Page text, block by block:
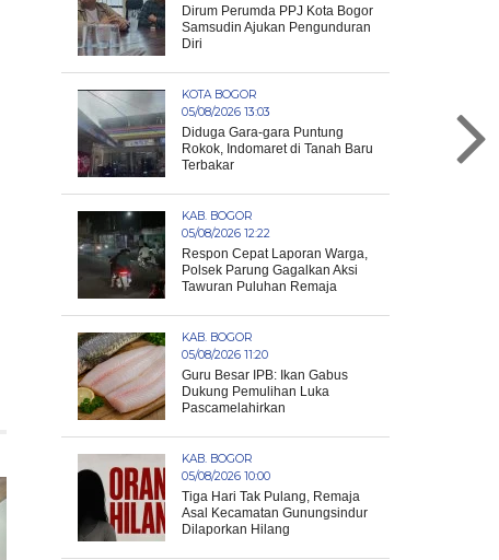
Dirum Perumda PPJ Kota Bogor
Samsudin Ajukan Pengunduran
Diri
KOTA BOGOR
05/08/2026 13:03
Diduga Gara-gara Puntung
Rokok, Indomaret di Tanah Baru
Terbakar
KAB. BOGOR
05/08/2026 12:22
Respon Cepat Laporan Warga,
Polsek Parung Gagalkan Aksi
Tawuran Puluhan Remaja
KAB. BOGOR
05/08/2026 11:20
Guru Besar IPB: Ikan Gabus
Dukung Pemulihan Luka
Pascamelahirkan
KAB. BOGOR
05/08/2026 10:00
Tiga Hari Tak Pulang, Remaja
Asal Kecamatan Gunungsindur
Dilaporkan Hilang